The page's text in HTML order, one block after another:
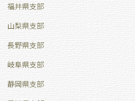
福井県支部
山梨県支部
長野県支部
岐阜県支部
静岡県支部